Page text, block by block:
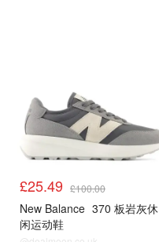
£25.49 £100.00
New Balance 370 板岩灰休
闲运动鞋